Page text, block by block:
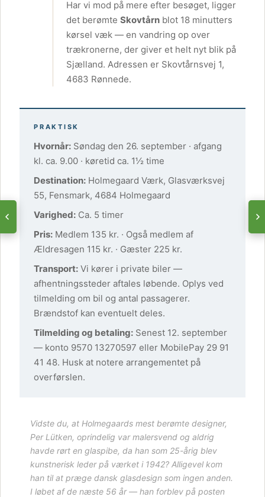
Har vi mod på mere efter besøget, ligger
det berømte Skovtårn blot 18 minutters
kørsel væk — en vandring op over
trækronerne, der giver et helt nyt blik på
Sjælland. Adressen er Skovtårnsvej 1,
4683 Rønnede.
PRAKTISK
Hvornår: Søndag den 26. september · afgang
kl. ca. 9.00 · køretid ca. 1½ time
Destination: Holmegaard Værk, Glasværksvej
55, Fensmark, 4684 Holmegaard
Varighed: Ca. 5 timer
Pris: Medlem 135 kr. · Også medlem af
Ældresagen 115 kr. · Gæster 225 kr.
Transport: Vi kører i private biler —
afhentningssteder aftales løbende. Oplys ved
tilmelding om bil og antal passagerer.
Brændstof kan eventuelt deles.
Tilmelding og betaling: Senest 12. september
— konto 9570 13270597 eller MobilePay 29 91
41 48. Husk at notere arrangementet på
overførslen.
Vidste du, at Holmegaards mest berømte designer,
Per Lütken, oprindelig var malersvend og aldrig
havde rørt en glaspibe, da han som 25-årig blev
kunstnerisk leder på værket i 1942? Alligevel kom
han til at præge dansk glasdesign som ingen anden.
I løbet af de næste 56 år — han forblev på posten